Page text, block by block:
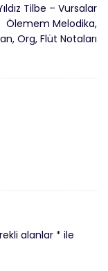
Tilbe – Vursalar
Ölemem Melodika,
Org, Flüt Notaları
alanlar * ile